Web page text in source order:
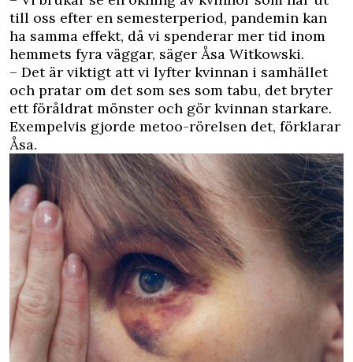
till oss efter en semesterperiod, pandemin kan
ha samma effekt, då vi spenderar mer tid inom
hemmets fyra väggar, säger Åsa Witkowski.
– Det är viktigt att vi lyfter kvinnan i samhället
och pratar om det som ses som tabu, det bryter
ett föråldrat mönster och gör kvinnan starkare.
Exempelvis gjorde metoo-rörelsen det, förklarar
Åsa.